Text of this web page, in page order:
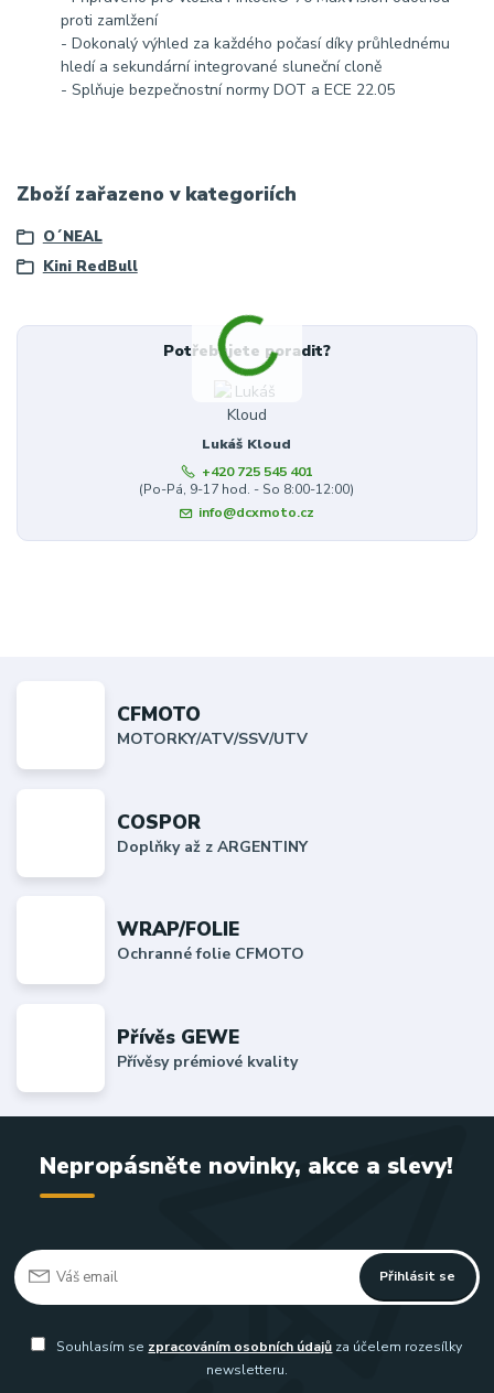
proti zamlžení
- Dokonalý výhled za každého počasí díky průhlednému
hledí a sekundární integrované sluneční cloně
- Splňuje bezpečnostní normy DOT a ECE 22.05
Zboží zařazeno v kategoriích
O´NEAL
Kini RedBull
Potřebujete poradit?
Lukáš Kloud
+420 725 545 401
(Po-Pá, 9-17 hod. - So 8:00-12:00)
info@dcxmoto.cz
CFMOTO
MOTORKY/ATV/SSV/UTV
COSPOR
Doplňky až z ARGENTINY
WRAP/FOLIE
Ochranné folie CFMOTO
Přívěs GEWE
Přívěsy prémiové kvality
Nepropásněte novinky, akce a slevy!
Přihlásit se
Souhlasím se zpracováním osobních údajů za účelem rozesílky
newsletteru.